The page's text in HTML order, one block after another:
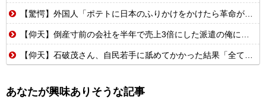
【驚愕】外国人「ポテトに日本のふりかけをかけたら革命が起きた」→世界中で中毒者が続出w
【仰天】倒産寸前の会社を半年で売上3倍にした派遣の俺に上司「派遣のシステムは削除した!社員登用も白紙だなw」→システム復旧せず退職した結果
【仰天】石破茂さん、自民若手に舐めてかかった結果「全てを失うwwwww」
あなたが興味ありそうな記事